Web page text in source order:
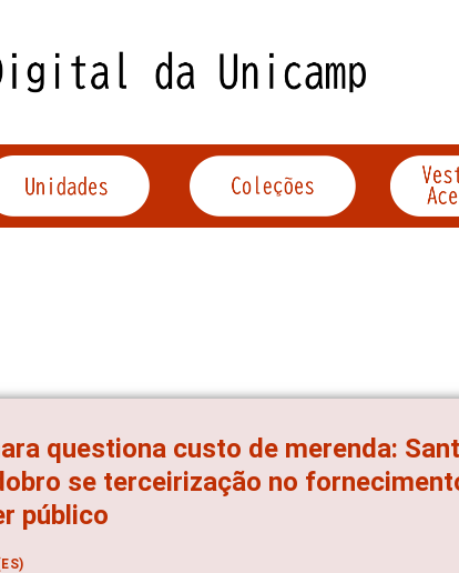
questiona custo de merenda:
se terceirização no
público